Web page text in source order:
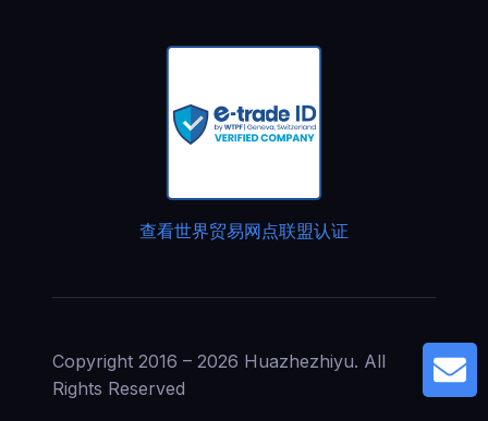
查看世界贸易网点联盟认证
Copyright 2016 – 2026 Huazhezhiyu. All
Rights Reserved